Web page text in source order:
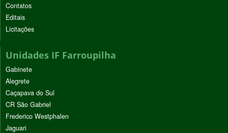
Contatos
Editais
Licitações
Unidades IF Farroupilha
Gabinete
Alegrete
Caçapava do Sul
CR São Gabriel
Frederico Westphalen
Jaguari